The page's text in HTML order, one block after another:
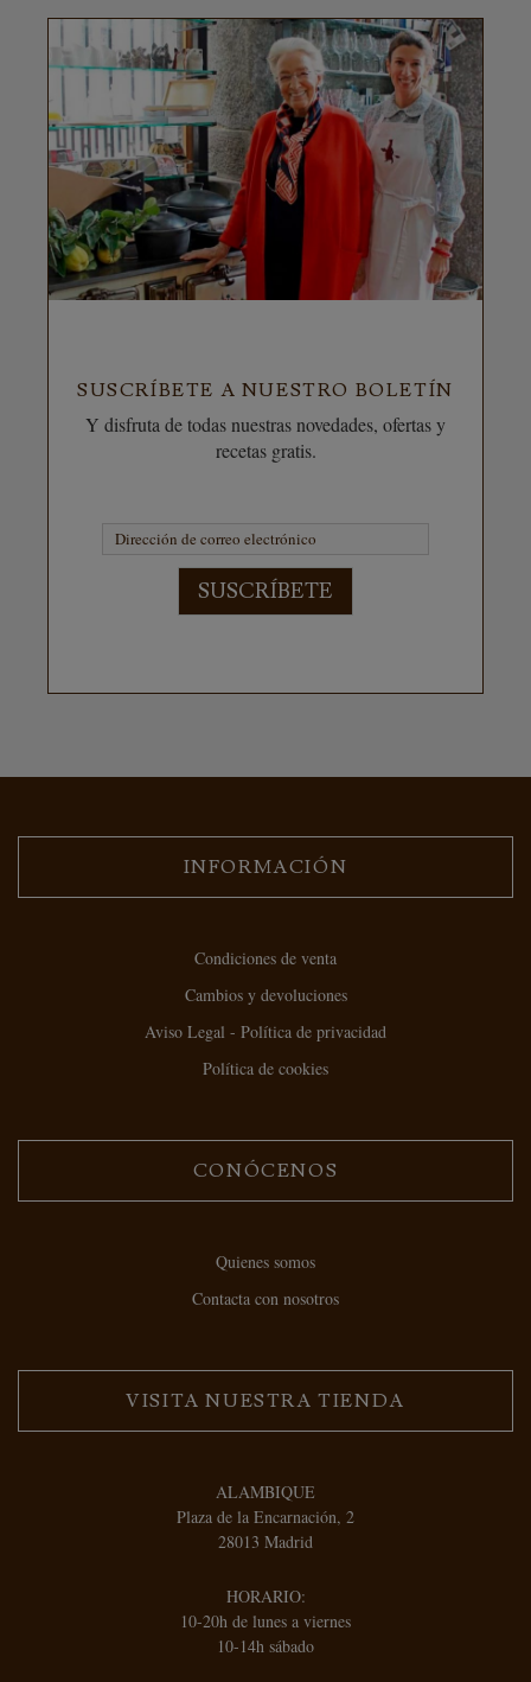
SUSCRÍBETE A NUESTRO BOLETÍN
Y disfruta de todas nuestras novedades, ofertas y
recetas gratis.
SUSCRÍBETE
INFORMACIÓN
Condiciones de venta
Cambios y devoluciones
Aviso Legal - Política de privacidad
Política de cookies
CONÓCENOS
Quienes somos
Contacta con nosotros
VISITA NUESTRA TIENDA
ALAMBIQUE
Plaza de la Encarnación, 2
28013 Madrid
HORARIO:
10-20h de lunes a viernes
10-14h sábado